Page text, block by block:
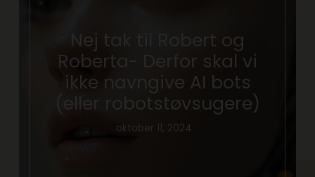
Nej tak til Robert og
Roberta- Derfor skal vi
ikke navngive AI bots
(eller robotstøvsugere)
oktober 11, 2024